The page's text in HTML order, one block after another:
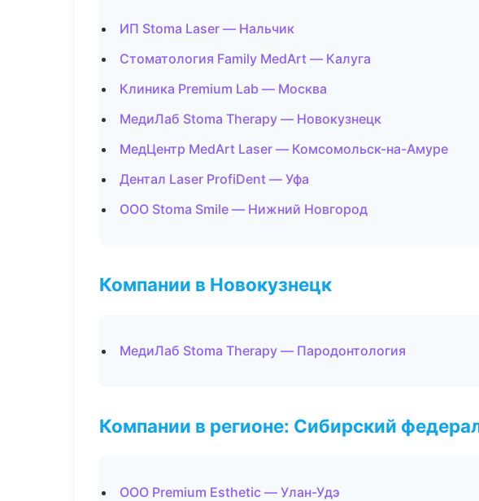
ИП Stoma Laser — Нальчик
Стоматология Family MedArt — Калуга
Клиника Premium Lab — Москва
МедиЛаб Stoma Therapy — Новокузнецк
МедЦентр MedArt Laser — Комсомольск-на-Амуре
Дентал Laser ProfiDent — Уфа
ООО Stoma Smile — Нижний Новгород
Компании в Новокузнецк
МедиЛаб Stoma Therapy — Пародонтология
Компании в регионе: Сибирский
ООО Premium Esthetic — Улан-Удэ